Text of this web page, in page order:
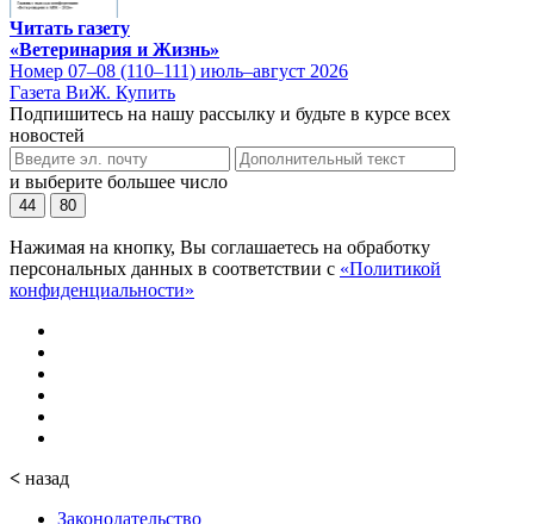
Читать газету
«Ветеринария и Жизнь»
Номер 07–08 (110–111) июль–август 2026
Газета ВиЖ. Купить
Подпишитесь на нашу рассылку и будьте в курсе всех
новостей
и выберите большее число
44 80
Нажимая на кнопку, Вы соглашаетесь на обработку
персональных данных в соответствии с «Политикой
конфиденциальности»
< назад
Законодательство